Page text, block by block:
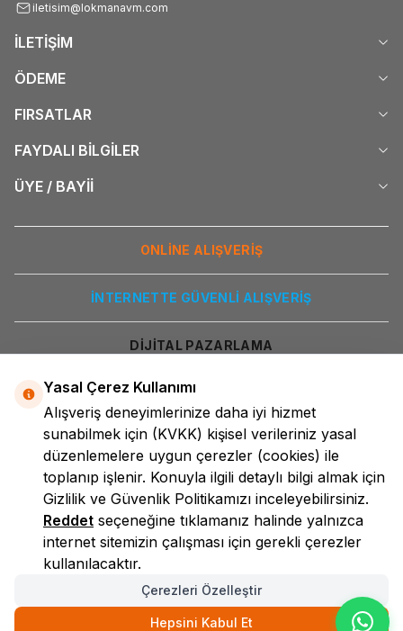
iletisim@lokmanavm.com
İLETİŞİM
ÖDEME
FIRSATLAR
FAYDALI BİLGİLER
ÜYE / BAYİİ
ONLİNE ALIŞVERİŞ
İNTERNETTE GÜVENLİ ALIŞVERİŞ
DİJİTAL PAZARLAMA
LokmanAVM
Yasal Çerez Kullanımı
Alışveriş deneyimlerinize daha iyi hizmet
sunabilmek için (KVKK) kişisel verileriniz yasal
düzenlemelere uygun çerezler (cookies) ile
toplanıp işlenir. Konuyla ilgili detaylı bilgi almak için
Gizlilik ve Güvenlik Politikamızı inceleyebilirsiniz.
Reddet seçeneğine tıklamanız halinde yalnızca
internet sitemizin çalışması için gerekli çerezler
kullanılacaktır.
Çerezleri Özelleştir
Hepsini Kabul Et